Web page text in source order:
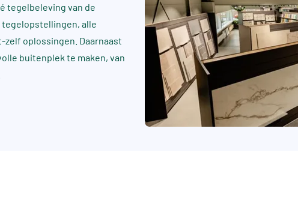
tegelbeleving van de
tegelopstellingen, alle
oplossingen. Daarnaast
buitenplek te maken, van